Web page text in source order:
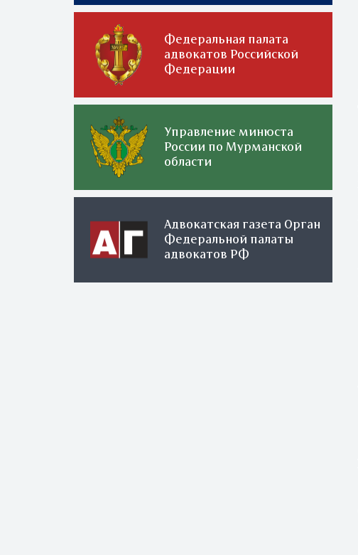
Федеральная палата
адвокатов Российской
Федерации
Управление минюста
России по Мурманской
области
Адвокатская газета Орган
Федеральной палаты
адвокатов РФ